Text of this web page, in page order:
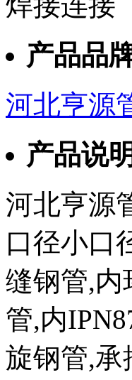
产品品
河北亨源
产品说
河北亨源
口径小口
缝钢管,内
管,内
旋钢管,承